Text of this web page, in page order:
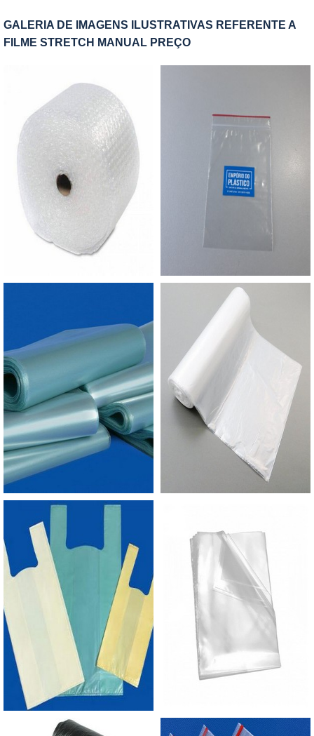
EMPRESA PARA COMPRAR SACO PRA NOTA
FISCALA Empório do Plástico passou a contratar
sacos a pronta entrega e venda fracionada, até
em pequenas quantidades. Para saber mais
informações, basta solicitar um orçamento..
no mercado de sacos plásticos, isso porque a
utilização pode ser aplicada em diversos
segmentos de empresas e companhias,
entretanto um dos mercados que mais consomem
este tipo de embalagem são os e-commerces ou
lojas online.Seja por segurança e eficiência, o
saco para entrega é um dos tipos de embalagens
mais indicados para fazer o envio de documentos
e produtos diversos via correios, já é possível
enviar produtos como: Roupas e acessórios;
Remédios e suplementos; Maquiagens; Cremes e
produtos de estética corporal e facial.São
envelopes de segurança ideais para transportar
diversos produtos até a entrega final para o
cliente, a fim de oferecer alta resistência e
segurança. Geralmente branco por fora e escuro
por dentro, de forma que o produto não fique
visível, a empresa tem a opção cinza por dentro e
por fora em um saco reciclado mais
econômico.SACO PLÁSTICO PARA CORREIO
COM A MELHOR QUALIDADEA Empório do
Plástico passou a contratar a produção com
fábricas ainda mais modernas e custos reduzidos.
Aumentando, assim, o mix de sacos a pronta
entrega e venda fracionada, até em pequenas
quantidades. Para saber mais informações, basta
GALERIA DE IMAGENS ILUSTRATIVAS REFERENTE A
FILME STRETCH MANUAL PREÇO